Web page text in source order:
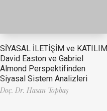
SİYASAL İLETİŞİM ve KATILIM
David Easton ve Gabriel
Almond Perspektifinden
Siyasal Sistem Analizleri
Doç. Dr. Hasan Topbaş